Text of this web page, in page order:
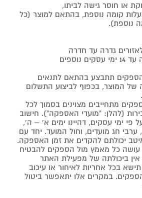
או חוסר גישה לביתו,
קומה נוספת, בהתאם למוצר (כל
גדרה עד חדרה
תתבצע בהתאם לתנאים
של המוצר, בכפוף לביצוע התשלום
מתחייבים מצוינים בסמוך לכל
(להלן: "מועדי האספקה"). חישוב
פי ימי עסקים, דהיינו ימים א' – ה',
חג מועדים, וחול המועד. יחד עם
יכולתם להקדים את זמן האספקה.
כל מאמץ מול הספקים להבטיח
ביכולתה של מפעילת האתר
בכל אחריות לאיחור או עיכוב
במקרים אלו יתאפשר ביטול